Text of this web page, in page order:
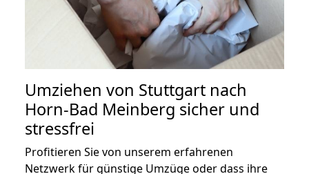
Umziehen von Stuttgart nach
Horn-Bad Meinberg sicher und
stressfrei
Profitieren Sie von unserem erfahrenen
Netzwerk für günstige Umzüge oder dass ihre